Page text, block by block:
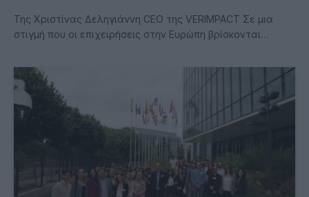
Της Χριστίνας Δεληγιάννη CEO της VERIMPACT Σε μια
στιγμή που οι επιχειρήσεις στην Ευρώπη βρίσκονται…